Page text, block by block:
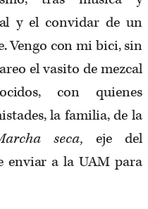
y el convidar de un
Vengo con mi bici, sin
el vasito de mezcal
con quienes
la familia, de la
seca,eje del
enviar a la UAM para